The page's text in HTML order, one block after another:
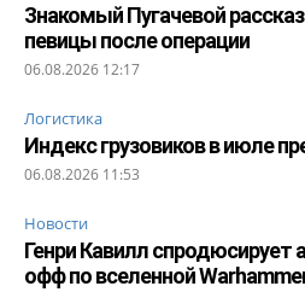
Знакомый Пугачевой
певицы после операции
06.08.2026 12:17
Логистика
Индекс грузовиков в июле
06.08.2026 11:53
Новости
Генри Кавилл спродюсирует
офф по вселенной